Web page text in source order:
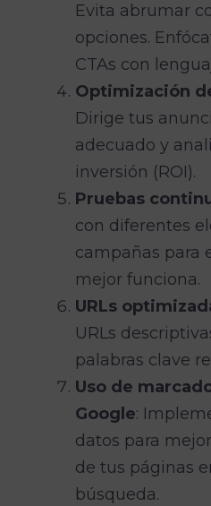
Evita abrumar
opciones.
CTAs con
Optimización
Dirige tus
adecuado y
inversión (ROI).
Pruebas
con diferentes
campañas para
mejor funciona.
URLs
URLs
palabras clave
Uso de
Google:
datos para
de tus páginas
búsqueda.